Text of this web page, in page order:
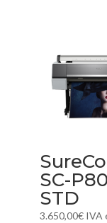
SC-
STD
3.650,00€ IVA